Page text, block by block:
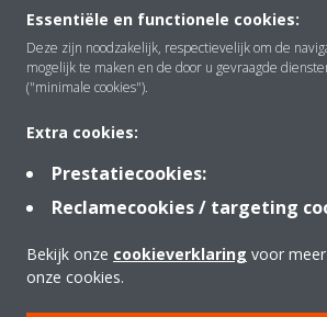
Over Daikin
Contact
Producten
Essentiële en functionele cookies:
Deze zijn noodzakelijk, respectievelijk om de
mogelijk te maken en de door u gevraagde
("minimale cookies").
Extra cookies:
Prestatiecookies:
Reclamecookies / targeting
Bekijk onze cookieverklaring voor
onze cookies.